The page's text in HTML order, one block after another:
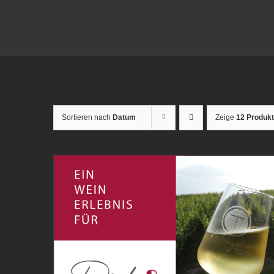
Sortieren nach Datum Zeige 12